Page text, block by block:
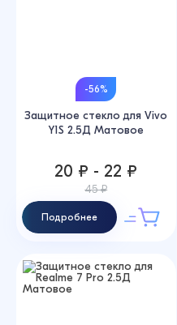
-56%
Защитное стекло для Vivo
Y1S 2.5Д Матовое
20 ₽ - 22 ₽
45 ₽
Подробнее